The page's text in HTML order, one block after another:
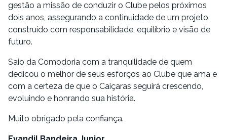
gestão a missão de conduzir o Clube pelos próximos
dois anos, assegurando a continuidade de um projeto
construído com responsabilidade, equilíbrio e visão de
futuro.
Saio da Comodoria com a tranquilidade de quem
dedicou o melhor de seus esforços ao Clube que ama e
com a certeza de que o Caiçaras seguirá crescendo,
evoluindo e honrando sua história.
Muito obrigado pela confiança.